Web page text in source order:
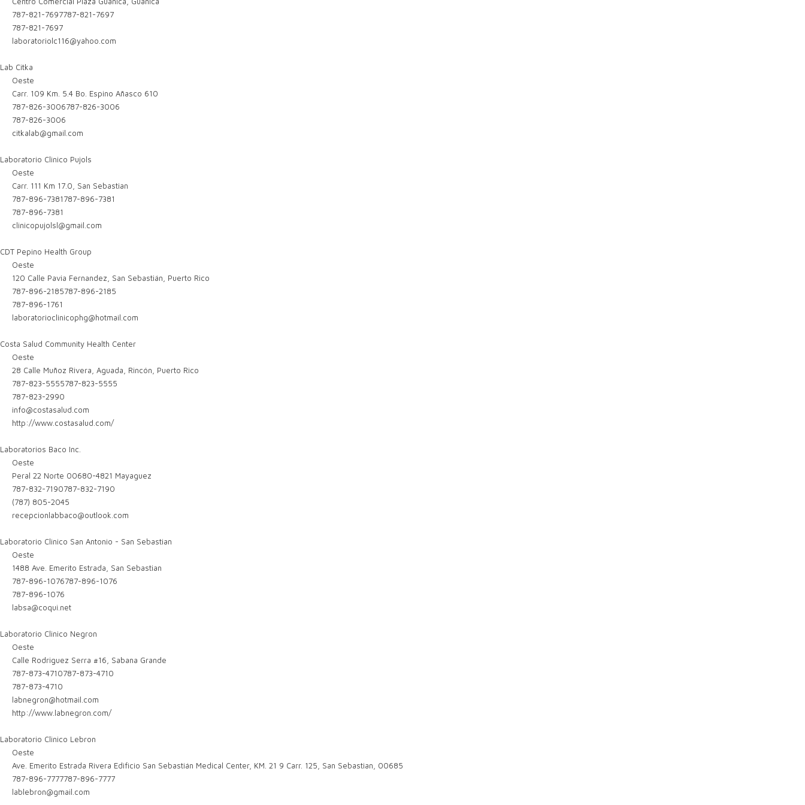
787-821-7697787-821-7697
787-821-7697
laboratoriolc116@yahoo.com
Lab Citka
Oeste
Carr. 109 Km. 5.4 Bo. Espino Añasco 610
787-826-3006787-826-3006
787-826-3006
citkalab@gmail.com
Laboratorio Clinico Pujols
Oeste
Carr. 111 Km 17.0, San Sebastian
787-896-7381787-896-7381
787-896-7381
clinicopujolsl@gmail.com
CDT Pepino Health Group
Oeste
120 Calle Pavia Fernandez, San Sebastián, Puerto Rico
787-896-2185787-896-2185
787-896-1761
laboratorioclinicophg@hotmail.com
Costa Salud Community Health Center
Oeste
28 Calle Muñoz Rivera, Aguada, Rincón, Puerto Rico
787-823-5555787-823-5555
787-823-2990
info@costasalud.com
http://www.costasalud.com/
Laboratorios Baco Inc.
Oeste
Peral 22 Norte 00680-4821 Mayaguez
787-832-7190787-832-7190
(787) 805-2045
recepcionlabbaco@outlook.com
Laboratorio Clinico San Antonio - San Sebastian
Oeste
1488 Ave. Emerito Estrada, San Sebastian
787-896-1076787-896-1076
787-896-1076
labsa@coqui.net
Laboratorio Clinico Negron
Oeste
Calle Rodriguez Serra #16, Sabana Grande
787-873-4710787-873-4710
787-873-4710
labnegron@hotmail.com
http://www.labnegron.com/
Laboratorio Clinico Lebron
Oeste
Ave. Emerito Estrada Rivera Edificio San Sebastián Medical Center, KM. 21 9 Carr. 125, San Sebastian, 00685
787-896-7777787-896-7777
lablebron@gmail.com